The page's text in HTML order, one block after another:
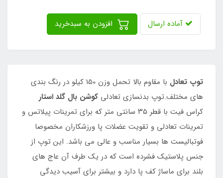
آماده ارسال
توپ تعادل
با مقاوم بالا تحمل وزن 150 کیلو در رنگ بندی
های مختلف.توپ بدنسازی تعادلی کوشن بال گلد استار
کراس فیت با قطر ۳۵ سانتی متر که برای تمرینات پیلاتس و
تمرینات تعادلی و تقویت عضلات پا ورزشکاران مخصوصا
فوتبالیست ها بسیار مناسب و عالی می باشد. این توپ از
جنس پلاستیک فشرده است که در یک طرف آن عاج های
بلند برای ماساژ کف پا دارد و بیشتر برای آسیب دیدگی